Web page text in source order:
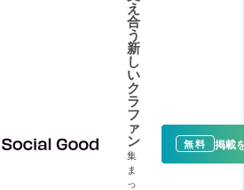
え
合
う
新
し
い
ク
ラ
フ
ァ
ン
集
ま
っ
無料 掲載